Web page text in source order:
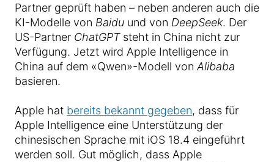
Partner geprüft haben – neben anderen auch die
KI-Modelle von Baidu und von DeepSeek. Der
US-Partner ChatGPTsteht in China nicht zur
Verfügung. Jetzt wird Apple Intelligence in
China auf dem «Qwen»-Modell von Alibaba
basieren.
Apple hat bereits bekannt gegeben, dass für
Apple Intelligence eine Unterstützung der
chinesischen Sprache mit iOS 18.4 eingeführt
werden soll. Gut möglich, dass Apple